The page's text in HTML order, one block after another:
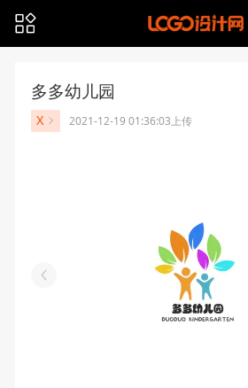
多多幼儿园
X 2021-12-19 01:36:03上传